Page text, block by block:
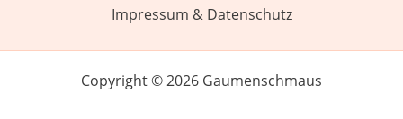
Impressum & Datenschutz
Copyright © 2026 Gaumenschmaus